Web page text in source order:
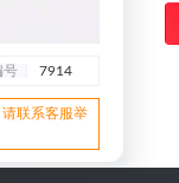
号 7914
联系客服举